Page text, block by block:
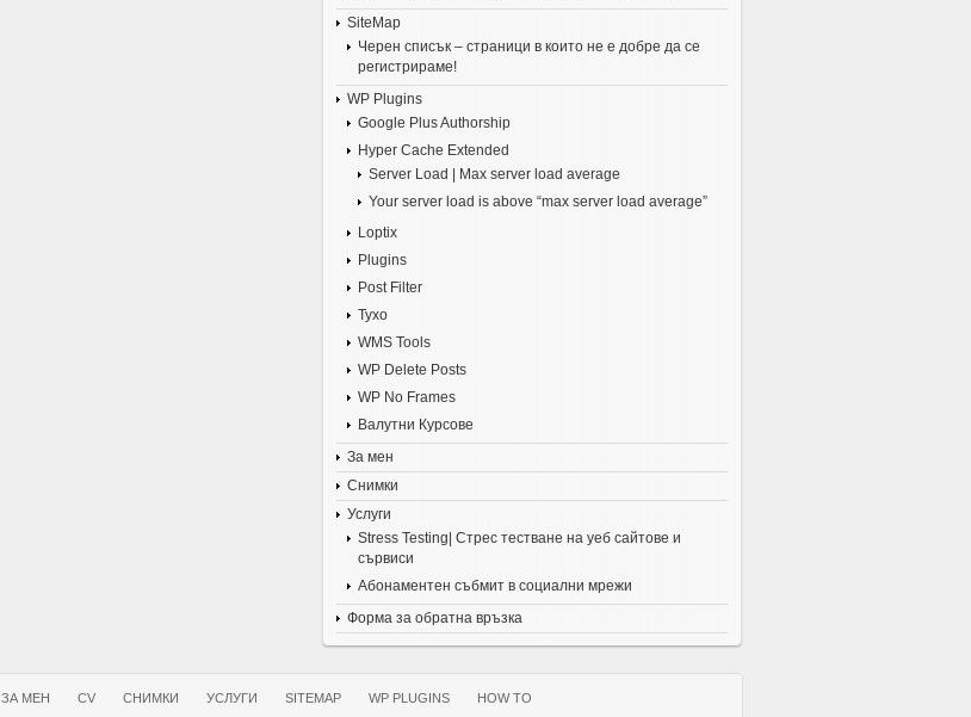
SiteMap
Черен списък – страници в които не е добре да се
регистрираме!
WP Plugins
Google Plus Authorship
Hyper Cache Extended
Server Load | Max server load average
Your server load is above “max server load average”
Loptix
Plugins
Post Filter
Tyxo
WMS Tools
WP Delete Posts
WP No Frames
Валутни Курсове
За мен
Снимки
Услуги
Stress Testing| Стрес тестване на уеб сайтове и
сървиси
Абонаментен събмит в социални мрежи
Форма за обратна връзка
ЗА МЕН CV СНИМКИ УСЛУГИ SITEMAP WP PLUGINS
HOW TO